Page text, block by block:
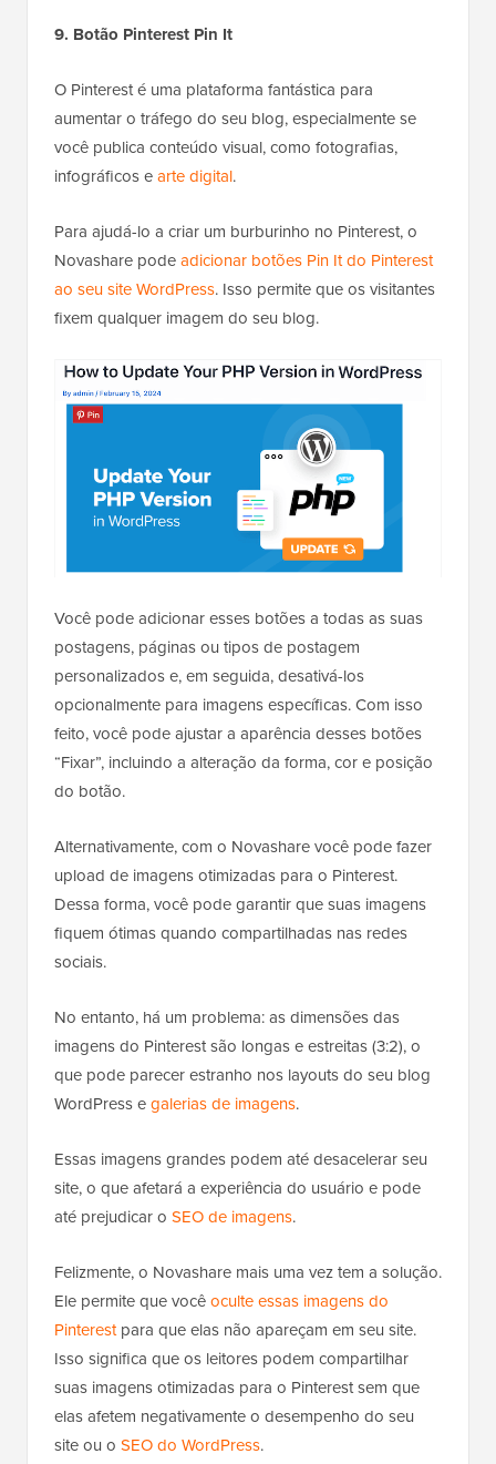
9. Botão Pinterest Pin It
O Pinterest é uma plataforma fantástica para
aumentar o tráfego do seu blog, especialmente se
você publica conteúdo visual, como fotografias,
infográficos earte digital.
Para ajudá-lo a criar um burburinho no Pinterest, o
Novashare podeadicionar botões Pin It do Pinterest
ao seu site WordPress. Isso permite que os visitantes
fixem qualquer imagem do seu blog.
Você pode adicionar esses botões a todas as suas
postagens, páginas ou tipos de postagem
personalizados e, em seguida, desativá-los
opcionalmente para imagens específicas. Com isso
feito, você pode ajustar a aparência desses botões
“Fixar”, incluindo a alteração da forma, cor e posição
do botão.
Alternativamente, com o Novashare você pode fazer
upload de imagens otimizadas para o Pinterest.
Dessa forma, você pode garantir que suas imagens
fiquem ótimas quando compartilhadas nas redes
sociais.
No entanto, há um problema: as dimensões das
imagens do Pinterest são longas e estreitas (3:2), o
que pode parecer estranho nos layouts do seu blog
WordPress egalerias de imagens.
Essas imagens grandes podem até desacelerar seu
site, o que afetará a experiência do usuário e pode
até prejudicar o SEO de imagens.
Felizmente, o Novashare mais uma vez tem a solução.
Ele permite que vocêoculte essas imagens do
Pinterestpara que elas não apareçam em seu site.
Isso significa que os leitores podem compartilhar
suas imagens otimizadas para o Pinterest sem que
elas afetem negativamente o desempenho do seu
site ou o SEO do WordPress.